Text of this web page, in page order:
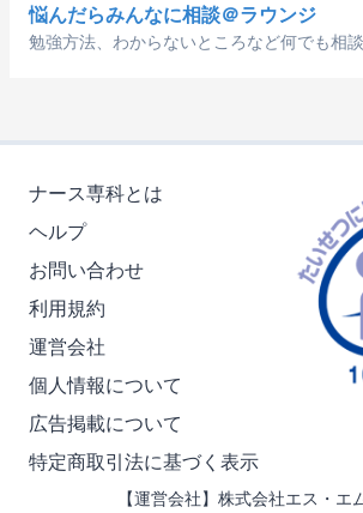
悩んだらみんなに相談＠ラウンジ
勉強方法、わからないところなど何でも相談
ナース専科とは
ヘルプ
お問い合わせ
利用規約
運営会社
個人情報について
広告掲載について
特定商取引法に基づく表示
【運営会社】株式会社エス・エ